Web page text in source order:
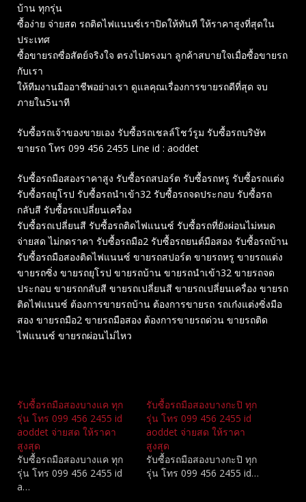
บ้าน ทุกรุ่น
ซื้อง่าย จ่ายสด รถติดไฟแนนซ์เราปิดให้ทันที ให้ราคาสูงที่สุดใน
ประเทศ
ซื้อขายรถซื่อสัตย์จริงใจ ตรงไปตรงมา ลูกค้าสบายใจเมื่อซื้อขายรถ
กับเรา
ให้ทีมงานมืออาชีพอย่างเรา ดูแลคุณเรื่องการขายรถดีที่สุด จบ
ภายใน5นาที
รับซื้อรถเจ้าของขายเอง รับซื้อรถเชลล์โชว์รูม รับซื้อรถบริษัท
ขายรถ โทร 099 456 2455 Line id : aoddet
รับซื้อรถมือสองราคาสูง รับซื้อรถสปอร์ต รับซื้อรถหรู รับซื้อรถแต่ง
รับซื้อรถยุโรป รับซื้อรถนำเข้า32 รับซื้อรถจดประกอบ รับซื้อรถ
กลับสี รับซื้อรถเปลี่ยนเครื่อง
รับซื้อรถเปลี่ยนสี รับซื้อรถติดไฟแนนซ์ รับซื้อรถที่ยังผ่อนไม่หมด
จ่ายสด ไม่กดราคา รับซื้อรถมือ2 รับซื้อรถยนต์มือสอง รับซื้อรถบ้าน
รับซื้อรถมือสองติดไฟแนนซ์ ขายรถสปอร์ต ขายรถหรู ขายรถแต่ง
ขายรถซิ่ง ขายรถยุโรป ขายรถบ้าน ขายรถนำเข้า32 ขายรถจด
ประกอบ ขายรถกลับสี ขายรถเปลี่ยนสี ขายรถเปลี่ยนเครื่อง ขายรถ
ติดไฟแนนซ์ ต้องการขายรถบ้าน ต้องการขายรถ รถเก๋งแต่งซิ่งมือ
สอง ขายรถมือ2 ขายรถมือสอง ต้องการขายรถด่วน ขายรถติด
ไฟแนนซ์ ขายรถผ่อนไม่ไหว
รับซื้อรถมือสองบางแค ทุก
รุ่น โทร 099 456 2455 id
aoddet จ่ายสด ให้ราคา
สูงสุด
รับซื้อรถมือสองบางแค ทุก
รุ่น โทร 099 456 2455 id
a…
รับซื้อรถมือสองบางกะปิ ทุก
รุ่น โทร 099 456 2455 id
aoddet จ่ายสด ให้ราคา
สูงสุด
รับซื้อรถมือสองบางกะปิ ทุก
รุ่น โทร 099 456 2455 id…